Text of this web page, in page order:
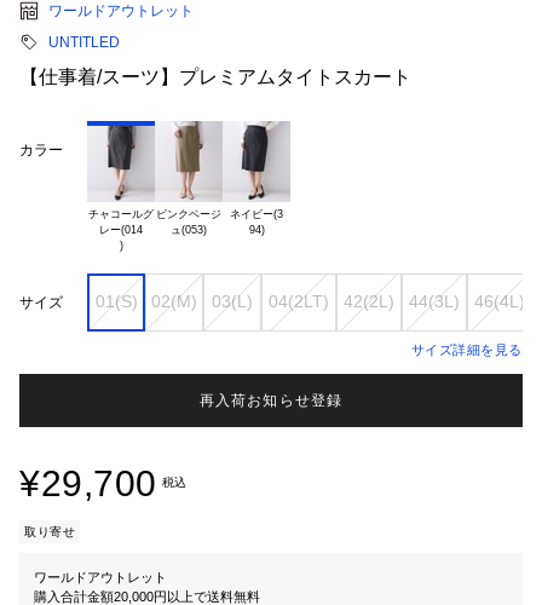
ワールドアウトレット
UNTITLED
【仕事着/スーツ】プレミアムタイトスカート
カラー
チャコールグ
レー(014
)
ピンクベージ
ネイビー(3
94)
サイズ 01(S) 02(M) 03(L) 04(2LT) 42(2L) 44(3L) 46(4L)
サイズ詳細を見る
再入荷お知らせ登録
¥29,700 税込
取り寄せ
ワールドアウトレット
購入合計金額20,000円以上で送料無料